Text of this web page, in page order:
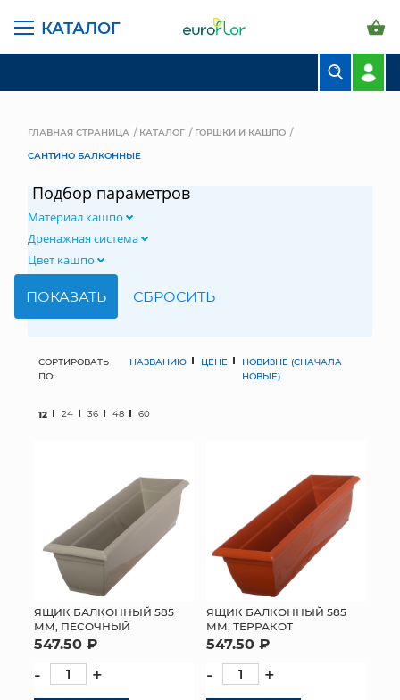
КАТАЛОГ
СВАДЕБНАЯ ФЛОРИСТИКА
КОМНАТНЫЕ РАСТЕНИЯ
ЯЩИКИ
СУНДУКИ
ИСКУССТВЕННЫЕ ЦВЕТЫ
ПАКЕТЫ И СУМКИ
ПОДАРОЧНЫЕ КАРТЫ
ГЛАВНАЯ СТРАНИЦА КАТАЛОГ
ГОРШКИ И КАШПО
САНТИНО БАЛКОННЫЕ
Подбор параметров
Материал кашпо
Дренажная система
Цвет кашпо
СОРТИРОВАТЬ
ПО:
НАЗВАНИЮ ЦЕНЕ
НОВИЗНЕ (СНАЧАЛА
НОВЫЕ)
12 24 36 48 60
ЯЩИК БАЛКОННЫЙ 585
ММ, ПЕСОЧНЫЙ
547.50 ₽
- +
ЯЩИК БАЛКОННЫЙ 585
ММ, ТЕРРАКОТ
547.50 ₽
- +